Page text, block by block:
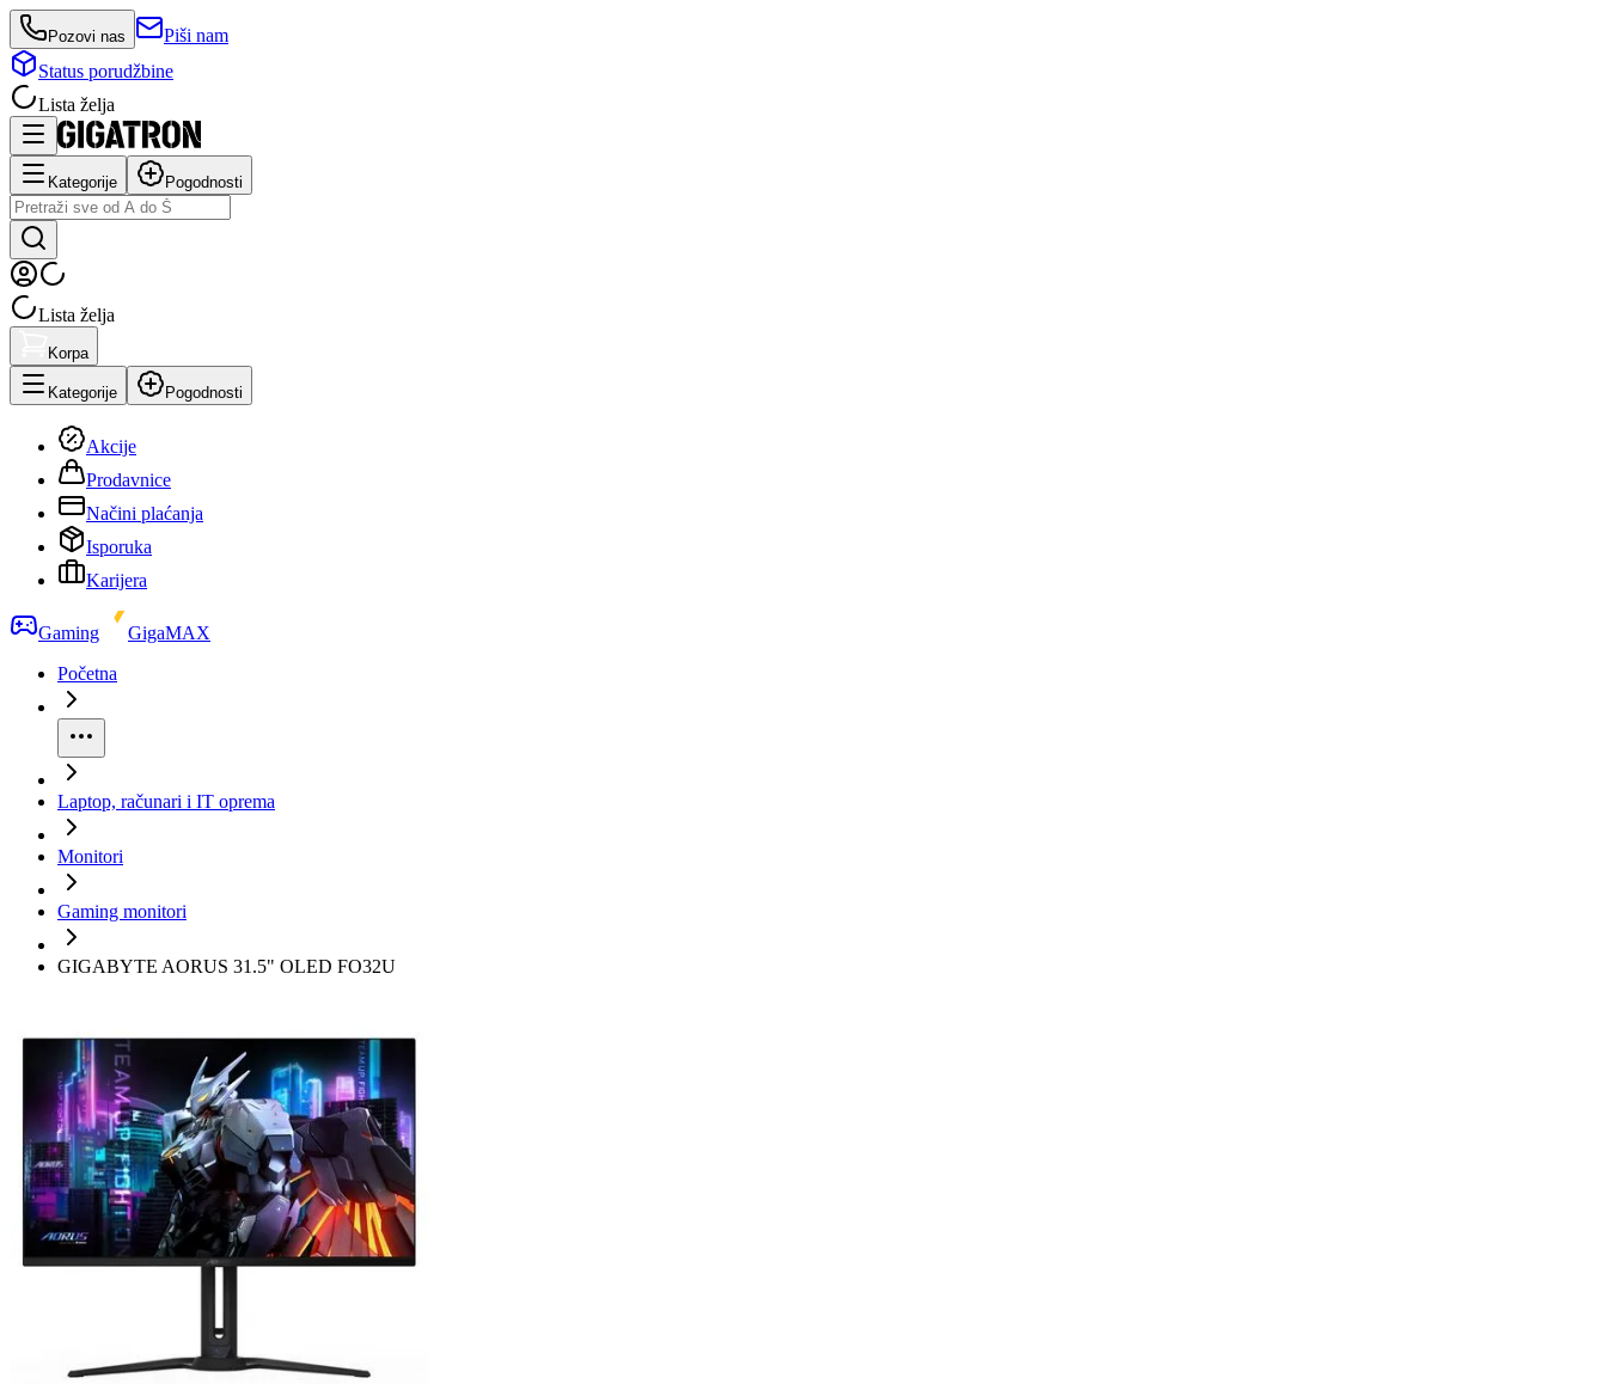
Pozovi nas
Piši nam
Status porudžbine
Lista želja
Kategorije Pogodnosti
Lista želja
Korpa
Kategorije Pogodnosti
Akcije
Prodavnice
Načini plaćanja
Isporuka
Karijera
Gaming
GigaMAX
Početna
Laptop, računari i IT oprema
Monitori
Gaming monitori
GIGABYTE AORUS 31.5" OLED FO32U